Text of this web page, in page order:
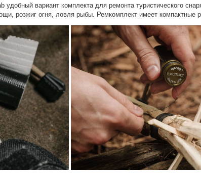
Подробнееоб оплате
25
недели Остались
8 800
удобный вариант комплекта для ремонта туристического
розжиг огня, ловля рыбы. Ремкомплект имеет